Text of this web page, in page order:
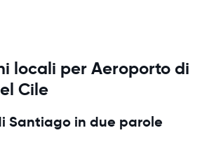
locali per Aeroporto di
Cile
Santiago in due parole